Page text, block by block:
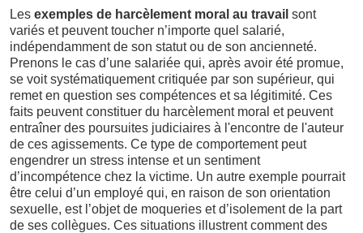
Les exemples de harcèlement moral au travail sont
variés et peuvent toucher n’importe quel salarié,
indépendamment de son statut ou de son ancienneté.
Prenons le cas d’une salariée qui, après avoir été promue,
se voit systématiquement critiquée par son supérieur, qui
remet en question ses compétences et sa légitimité. Ces
faits peuvent constituer du harcèlement moral et peuvent
entraîner des poursuites judiciaires à l'encontre de l'auteur
de ces agissements. Ce type de comportement peut
engendrer un stress intense et un sentiment
d’incompétence chez la victime. Un autre exemple pourrait
être celui d’un employé qui, en raison de son orientation
sexuelle, est l’objet de moqueries et d’isolement de la part
de ses collègues. Ces situations illustrent comment des